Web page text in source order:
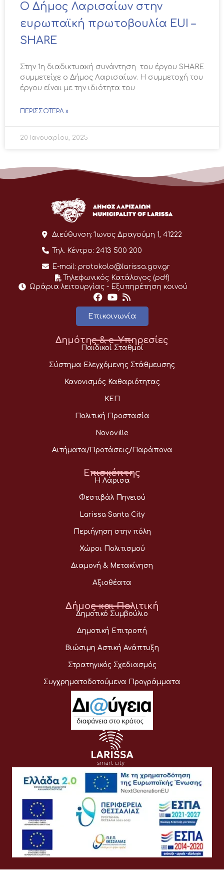
Ο Δήμος Λαρισαίων στην
ευρωπαϊκή πρωτοβουλία EUI –
SHARE
Στην 1η διαδικτυακή συνάντηση του έργου SHARE
συμμετείχε ο Δήμος Λαρισαίων. Η συμμετοχή του
έργου είναι με την ιδιότητα του
ΠΕΡΙΣΣΌΤΕΡΑ »
20 Ιανουαρίου, 2025
Διεύθυνση: Ίωνος Δραγούμη 1, 41222
Τηλ. Κέντρο: 2413 500 200
E-mail: protokolo@larissa.gov.gr
Τηλεφωνικός Κατάλογος (pdf)
Ωράρια λειτουργίας - Eξυπηρέτηση κοινού
Επικοινωνία
Δημότης & e-Υπηρεσίες
Παιδικοί Σταθμοί
Σύστημα Ελεγχόμενης Στάθμευσης
Κανονισμός Καθαριότητας
ΚΕΠ
Πολιτική Προστασία
Novoville
Αιτήματα/Προτάσεις/Παράπονα
Επισκέπτης
Η Λάρισα
Φεστιβάλ Πηνειού
Larissa Santa City
Περιήγηση στην πόλη
Χώροι Πολιτισμού
Διαμονή & Μετακίνηση
Αξιοθέατα
Δήμος και Πολιτική
Δημοτικό Συμβούλιο
Δημοτική Επιτροπή
Βιώσιμη Αστική Ανάπτυξη
Στρατηγικός Σχεδιασμός
Συγχρηματοδοτούμενα Προγράμματα